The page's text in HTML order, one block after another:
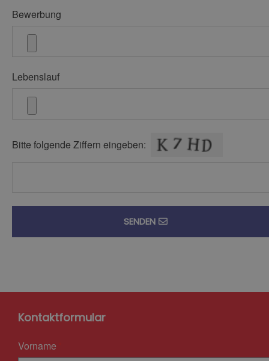
Bewerbung
Lebenslauf
Bitte folgende Ziffern eingeben:
SENDEN
Kontaktformular
Vorname